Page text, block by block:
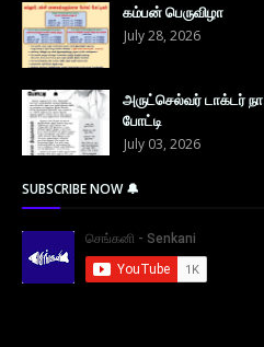
கம்பன் பெருவிழா
July 28, 2026
அருட்செல்வர் டாக்டர்
போட்டி
July 03, 2026
SUBSCRIBE NOW 🔔